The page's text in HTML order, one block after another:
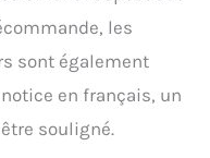
Mais chez
retour est
dans les 30
–
les
sont également
en français, un
souligné.